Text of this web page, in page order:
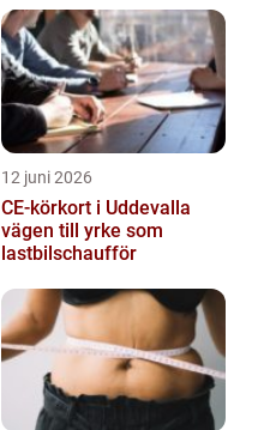
12 juni 2026
CE-körkort i Uddevalla
vägen till yrke som
lastbilschaufför